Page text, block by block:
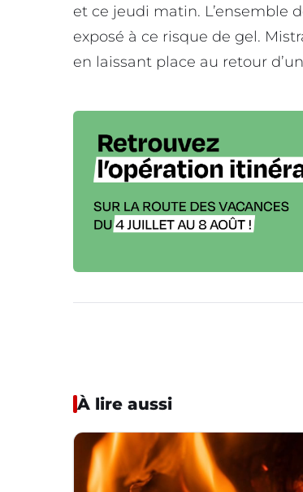
et ce jeudi matin. L’ensemble
exposé à ce risque de gel.
en laissant place au retour
À lire aussi